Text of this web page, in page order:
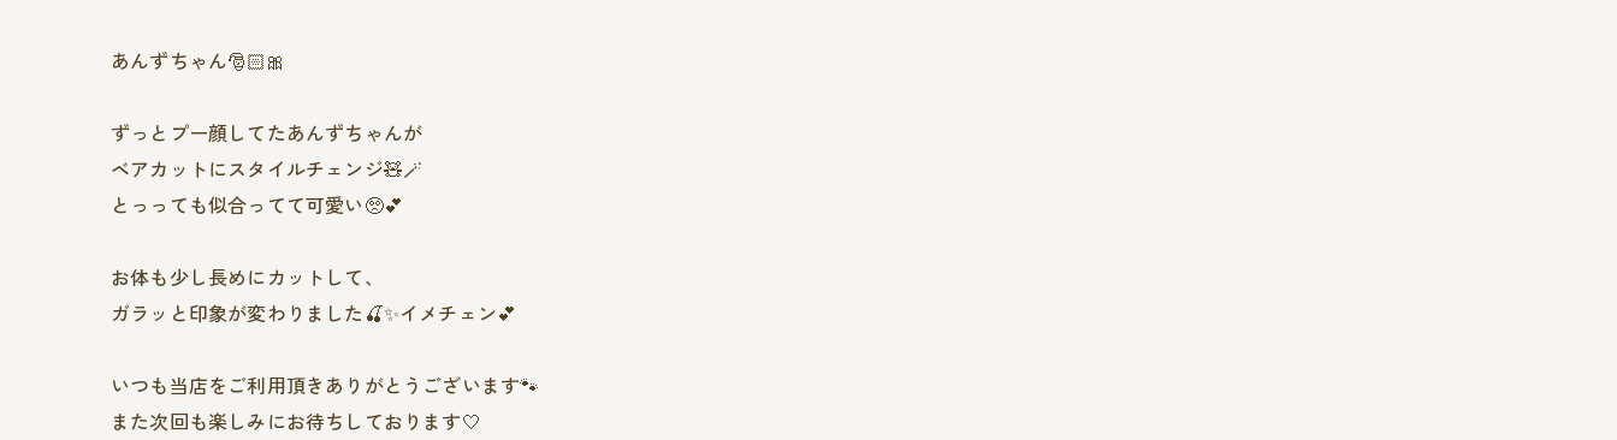
あんずちゃん🎅🏻🎀
ずっとプー顔してたあんずちゃんが
ベアカットにスタイルチェンジ🧸🪄
とっっても似合ってて可愛い🥺💕
お体も少し長めにカットして、
ガラッと印象が変わりました🍒✨イメチェン💕
いつも当店をご利用頂きありがとうございます🐾
また次回も楽しみにお待ちしております🤍